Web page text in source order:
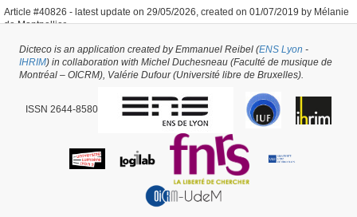
Article #40826 - latest update on 29/05/2026, created on 01/07/2019 by Mélanie
de Montpellier
Dicteco is an application created by Emmanuel Reibel (ENS Lyon -
IHRIM) in collaboration with Michel Duchesneau (Faculté de musique de
Montréal – OICRM), Valérie Dufour (Université libre de Bruxelles).
ISSN 2644-8580